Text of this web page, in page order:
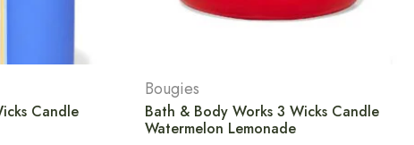
Candle
Bougies
Bath & Body Works 3 Wicks Candle
Watermelon Lemonade